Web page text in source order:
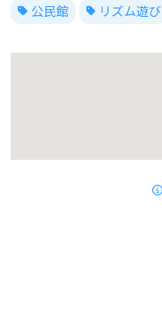
公民館
リズム遊び